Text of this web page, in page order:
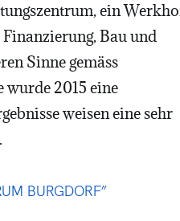
ein
Bau und
Sinne gemäss
2015 eine
weisen eine sehr
BURGDORF”